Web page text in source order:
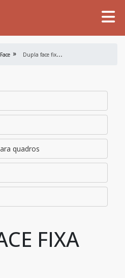
D
upla face fixa forte
quadros
FIXA